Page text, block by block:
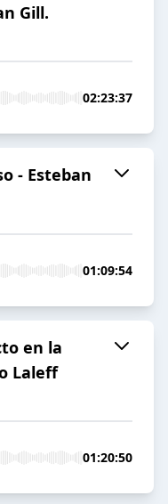
Gill.
02:23:37
- Esteban
01:09:54
en la
Laleff
01:20:50